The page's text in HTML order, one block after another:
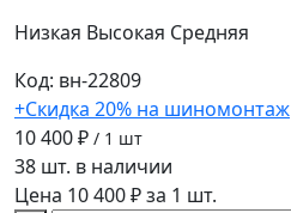
Низкая Высокая Средняя
Код: вн-22809
+Скидка 20% на шиномонтаж
10 400 ₽ / 1 шт
38 шт. в наличии
Цена 10 400 ₽ за 1 шт.